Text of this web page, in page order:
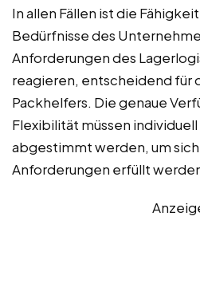
In allen Fällen ist die
Bedürfnisse des
Anforderungen des
reagieren, entscheidend für
Packhelfers. Die genaue
Flexibilität müssen
abgestimmt werden, um
Anforderungen erfüllt